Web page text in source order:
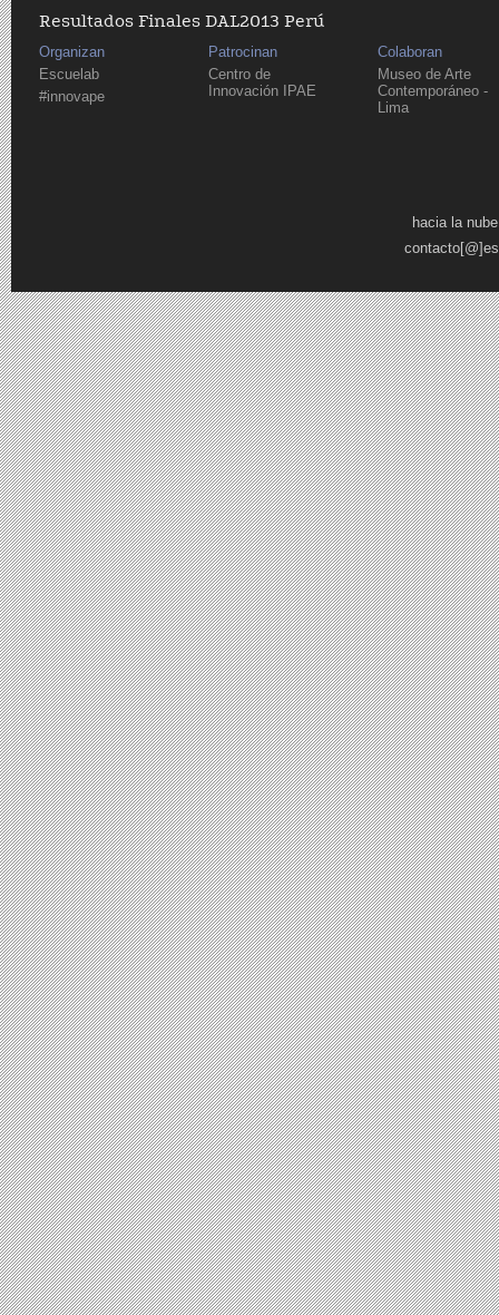
Resultados Finales DAL2013 Perú
Organizan
Escuelab
#innovape
Patrocinan
Centro de
Innovación IPAE
Colaboran
Museo de Arte
Contemporáneo -
Lima
hacia la